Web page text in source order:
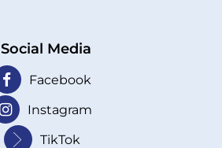
Social Media
Facebook
Instagram
TikTok